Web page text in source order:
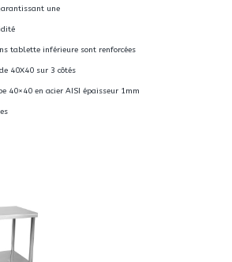
une
tablette inférieure sont renforcées
40X40 sur 3 côtés
40×40 en acier AISI épaisseur 1mm